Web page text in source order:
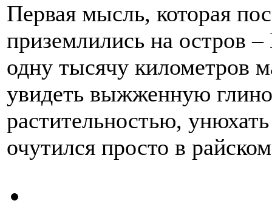
Первая мысль, которая
приземлились на остров
одну тысячу километров
увидеть выжженную
растительностью,
очутился просто в